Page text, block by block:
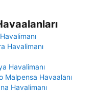
Havalimanı
Havalimanı
Malpensa Havaalanı
Havalimanı